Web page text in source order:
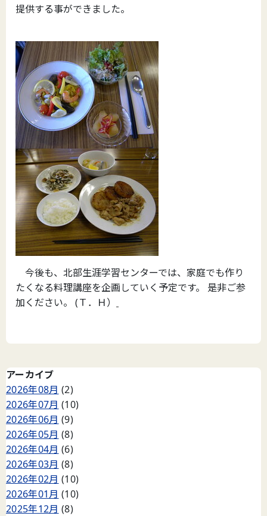
提供する事ができました。
今後も、北部生涯学習センターでは、家庭でも作り
たくなる料理講座を企画していく予定です。 是非ご参
加ください。 (Ｔ．Ｈ）
アーカイブ
2026年08月 (2)
2026年07月 (10)
2026年06月 (9)
2026年05月 (8)
2026年04月 (6)
2026年03月 (8)
2026年02月 (10)
2026年01月 (10)
2025年12月 (8)